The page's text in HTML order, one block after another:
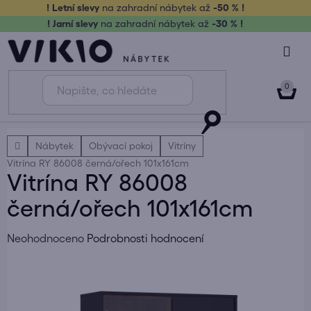
obsah
! Letní slevy na zahradní nábytek až-50 % !
! Jarní slevy na zahradní nábytek až -30 % !
DomůNábytek Obývací pokoj
Vitríny
Vitrína RY 86008 černá/ořech 101x161cm
Vitrína RY 86008
černá/ořech 101x161cm
Průměrné
Neohodnoceno Podrobnosti hodnocení